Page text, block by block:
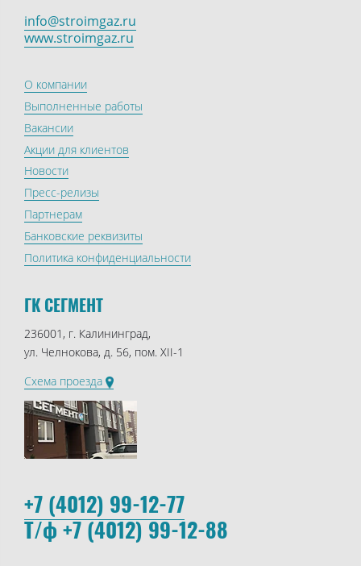
info@stroimgaz.ru
www.stroimgaz.ru
О компании
Выполненные работы
Вакансии
Акции для клиентов
Новости
Пресс-релизы
Партнерам
Банковские реквизиты
Политика конфиденциальности
ГК СЕГМЕНТ
236001, г. Калининград,
ул. Челнокова, д. 56, пом. XII-1
Схема проезда
+7 (4012) 99-12-77
Т/ф +7 (4012) 99-12-88